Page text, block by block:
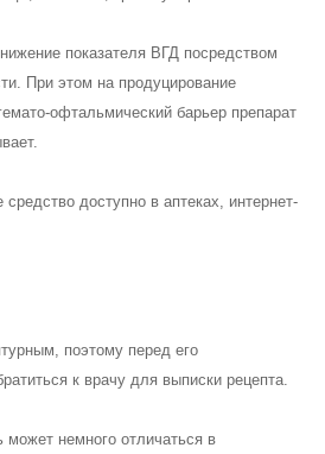
показателя ВГД посредством
При этом на продуцирование
офтальмический барьер препарат
средство доступно в аптеках, интернет-
поэтому перед его
к врачу для выписки рецепта.
может немного отличаться в